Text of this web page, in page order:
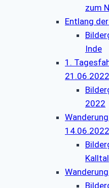
zum
Entlang
Inde
1.
21.06.2022
2022
14.06.2022
Kalltal